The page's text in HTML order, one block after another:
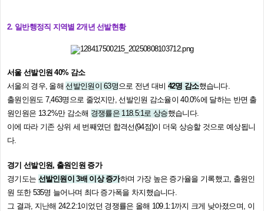
2. 일반행정직 지역별 2개년 선발현황
서울 선발인원 40% 감소
서울의 경우, 올해선발인원이 63명으로 전년 대비 42명 감소했습니다.
출원인원도 7,463명으로 줄었지만, 선발인원 감소율이 40.0%에 달하는 반면 출
원인원은 13.2%만 감소해 경쟁률은 118.5:1로 상승했습니다.
이에 따라 기존 상위 세 번째였던 합격선(94점)이 더욱 상승할 것으로 예상됩니
다.
경기 선발인원, 출원인원 증가
경기도는 선발인원이 3배 이상 증가하며 가장 높은 증가율을 기록했고, 출원인
원 또한 535명 늘어나며 최다 증가폭을 차지했습니다.
그 결과, 지난해 242.2:1이었던 경쟁률은 올해 109.1:1까지 크게 낮아졌으며, 이